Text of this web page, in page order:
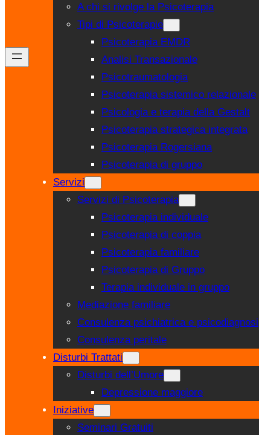
A chi si rivolge la Psicoterapia
Tipi di Psicoterapie
Psicoterapia EMDR
Analisi Transazionale
Psicotraumatologia
Psicoterapia sistemico relazionale
Psicologia e terapia della Gestalt
Psicoterapia strategica integrata
Psicoterapia Rogersiana
Psicoterapia di gruppo
Servizi
Servizi di Psicoterapia
Psicoterapia individuale
Psicoterapia di coppia
Psicoterapia familiare
Psicoterapia di Gruppo
Terapia individuale in gruppo
Mediazione familiare
Consulenza psichiatrica e psicodiagnosi
Consulenza peritale
Disturbi Trattati
Disturbi dell’Umore
Depressione maggiore
Iniziative
Seminari Gratuiti